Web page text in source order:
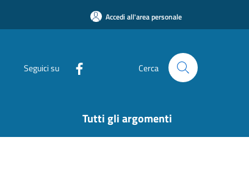
Accedi all'area personale
Seguici su Cerca
Tutti gli argomenti